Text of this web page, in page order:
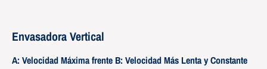
Envasadora Vertical
A: Velocidad Máxima frente B: Velocidad Más Lenta y Constante